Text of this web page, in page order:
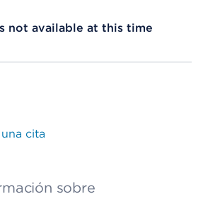
not available at this time
cita
sobre